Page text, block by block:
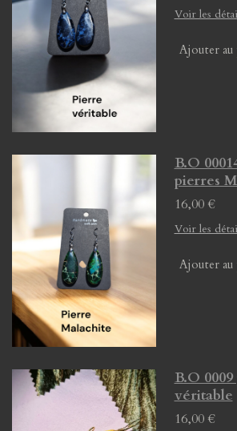
Voir les
Ajouter au
B.O
pierres
16,00 €
Voir les
Ajouter au
B.O
véritable
16,00 €